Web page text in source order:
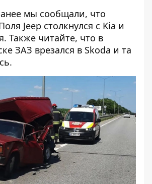
мы сообщали, что
Jeep столкнулся с Kia и
Также читайте, что в
ЗАЗ врезался в Skoda и та
.